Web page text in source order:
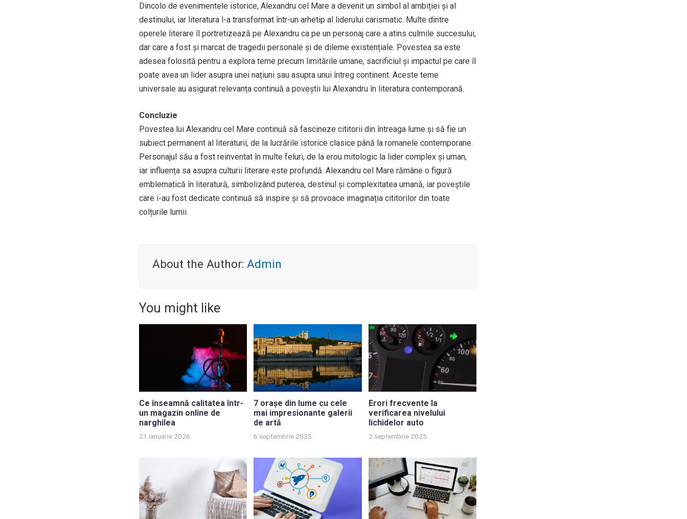
Dincolo de evenimentele istorice, Alexandru cel Mare a devenit un simbol al ambiției și al
destinului, iar literatura l-a transformat într-un arhetip al liderului carismatic. Multe dintre
operele literare îl portretizează pe Alexandru ca pe un personaj care a atins culmile succesului,
dar care a fost și marcat de tragedii personale și de dileme existențiale. Povestea sa este
adesea folosită pentru a explora teme precum limitările umane, sacrificiul și impactul pe care îl
poate avea un lider asupra unei națiuni sau asupra unui întreg continent. Aceste teme
universale au asigurat relevanța continuă a poveștii lui Alexandru în literatura contemporană.
Concluzie
Povestea lui Alexandru cel Mare continuă să fascineze cititorii din întreaga lume și să fie un
subiect permanent al literaturii, de la lucrările istorice clasice până la romanele contemporane.
Personajul său a fost reinventat în multe feluri, de la erou mitologic la lider complex și uman,
iar influența sa asupra culturii literare este profundă. Alexandru cel Mare rămâne o figură
emblematică în literatură, simbolizând puterea, destinul și complexitatea umană, iar poveștile
care i-au fost dedicate continuă să inspire și să provoace imaginația cititorilor din toate
colțurile lumii.
About the Author: Admin
You might like
Ce înseamnă calitatea într-
un magazin online de
narghilea
21 ianuarie 2026
7 orașe din lume cu cele
mai impresionante galerii
de artă
6 septembrie 2025
Erori frecvente la
verificarea nivelului
lichidelor auto
2 septembrie 2025